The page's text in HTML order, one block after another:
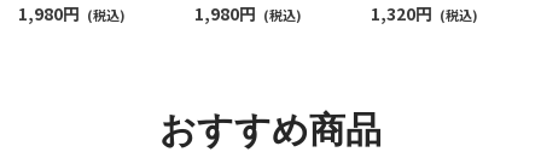
スニーカー丈ソックス
1,980円 (税込)
ンポイントソックス シ
1,980円 (税込)
最短翌日発送】
1,320円 (税込)
おすすめ商品